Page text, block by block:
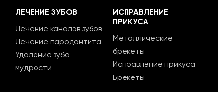
ЛЕЧЕНИЕ ЗУБОВ
Лечение каналов зубов
Лечение пародонтита
Удаление зуба
мудрости
ИСПРАВЛЕНИЕ
ПРИКУСА
Металлические
брекеты
Исправление прикуса
Брекеты